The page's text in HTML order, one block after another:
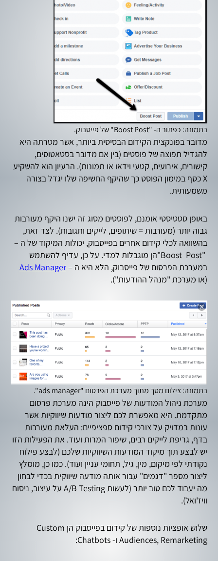
בתמונה: כפתור ה- "Boost Post" של פייסבוק.
מדובר בפונקצית הקידום הבסיסית ביותר, אשר מטרתה היא
להגדיל תפוצה של פוסטים (בין אם מדובר בסטאטוסים,
קישורים, אירועים, קטעי וידאו או תמונות). הרעיון הוא להשקיע
X כסף במימון הפוסט כך שהיקף החשיפה שלו יגדל בצורה
משמעותית.
באופן סטטיסטי אומנם, לפוסטים מסוג זה ישנו היקף מעורבות
גבוה יותר (מעורבות = שיתופים, לייקים ותגובות). לצד זאת,
בהשוואה לכלי קידום אחרים בפייסבוק, יכולות המיקוד של ה –
"Boost Post"הן מוגבלות למדי. על כן, עדיף להשתמש
במערכת הפרסום של פייסבוק, הלא היא ה –Ads Manager
(או מערכת "מנהל ההודעות").
בתמונה: צילום מסך מתוך מערכת הפרסום "ads manager".
מערכת ניהול המודעות של פייסבוק הינה מערכת פרסום
מתקדמת. היא מאפשרת לכם ליצור מודעות שיווקיות אשר
עונות במדויק על צורכי קידום ספציפיים: העלאת מעורבות
בדף, גריפת לייקים רבים, שיפור המרות ועוד. את הפעילות הזו
יש לבצע תוך מיקוד המודעות השיווקיות שלכם (לבצע פילוח
נקודתי לפי מיקום, מין, גיל, תחומי עניין ועוד). כמו כן, מומלץ
ליצור מספר "דגמים" עבור אותה מודעה שיווקית בכדי לבחון
מה יעבוד לכם טוב יותר (לעשות A/B Testing על עיצוב, ניסוח
וויז'ואל).
שלוש אופציות נוספות של קידום בפייסבוק הן Custom
Audiences, Remarketing ו- Chatbots: